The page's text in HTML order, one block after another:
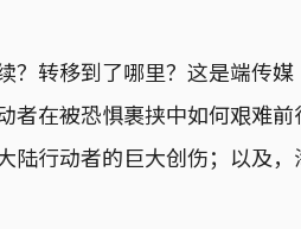
？转移到了哪里？这是端传
者在被恐惧裹挟中如何艰难
陆行动者的巨大创伤；以及